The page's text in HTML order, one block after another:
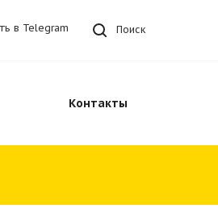
Поиск
в Telegram
Контакты